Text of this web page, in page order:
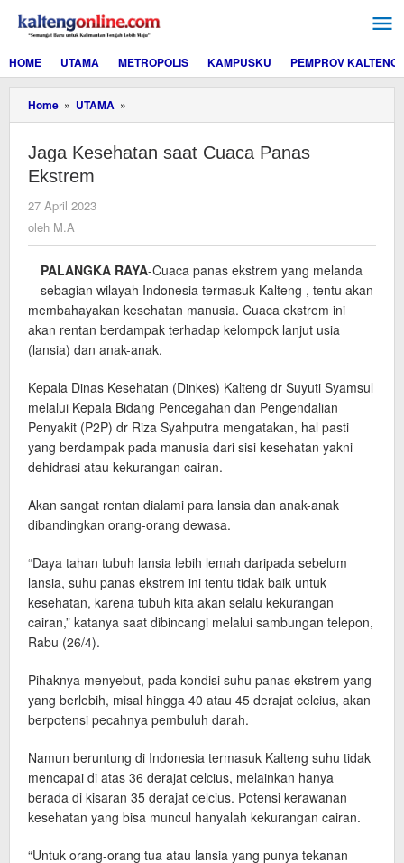
konten
HOME
UTAMA METROPOLIS KAMPUSKU PEMPROV KALTENG
Home » UTAMA »
Kesehatan
Cuaca
Jaga Kesehatan saat Cuaca Panas
Ekstrem
27 April 2023
oleh M.A
PALANGKA RAYA-Cuaca panas ekstrem yang melanda
sebagian wilayah Indonesia termasuk Kalteng , tentu akan
membahayakan kesehatan manusia. Cuaca ekstrem ini
akan rentan berdampak terhadap kelompok lanjut usia
(lansia) dan anak-anak.
Kepala Dinas Kesehatan (Dinkes) Kalteng dr Suyuti Syamsul
melalui Kepala Bidang Pencegahan dan Pengendalian
Penyakit (P2P) dr Riza Syahputra mengatakan, hal pasti
yang berdampak pada manusia dari sisi kesehatan yakni
dehidrasi atau kekurangan cairan.
Akan sangat rentan dialami para lansia dan anak-anak
dibandingkan orang-orang dewasa.
“Daya tahan tubuh lansia lebih lemah daripada sebelum
lansia, suhu panas ekstrem ini tentu tidak baik untuk
kesehatan, karena tubuh kita akan selalu kekurangan
cairan,” katanya saat dibincangi melalui sambungan telepon,
Rabu (26/4).
Pihaknya menyebut, pada kondisi suhu panas ekstrem yang
yang berlebih, misal hingga 40 atau 45 derajat celcius, akan
berpotensi pecahnya pembuluh darah.
Namun beruntung di Indonesia termasuk Kalteng suhu tidak
mencapai di atas 36 derajat celcius, melainkan hanya
berada di kisaran 35 derajat celcius. Potensi kerawanan
kesehatan yang bisa muncul hanyalah kekurangan cairan.
“Untuk orang-orang tua atau lansia yang punya tekanan